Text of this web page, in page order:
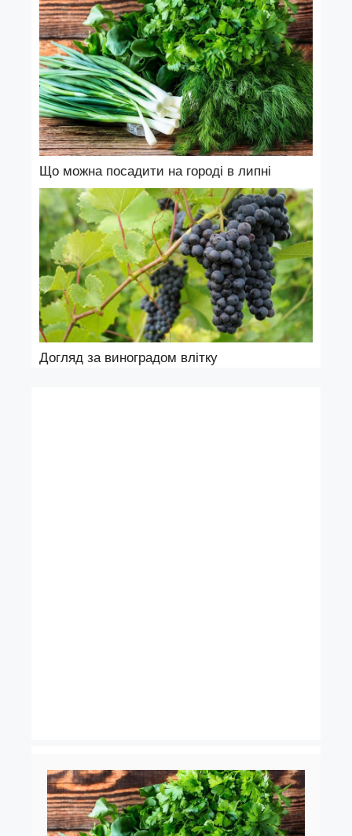
Що можна посадити на городі в липні
Догляд за виноградом влітку